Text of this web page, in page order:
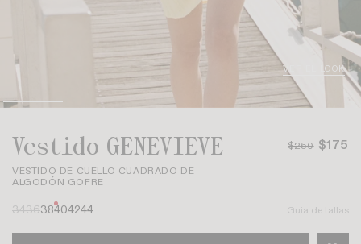
VER EL LOOK
Vestido GENEVIEVE $250 $175
VESTIDO DE CUELLO CUADRADO DE
ALGODÓN GOFRE
343638404244 Guia de tallas